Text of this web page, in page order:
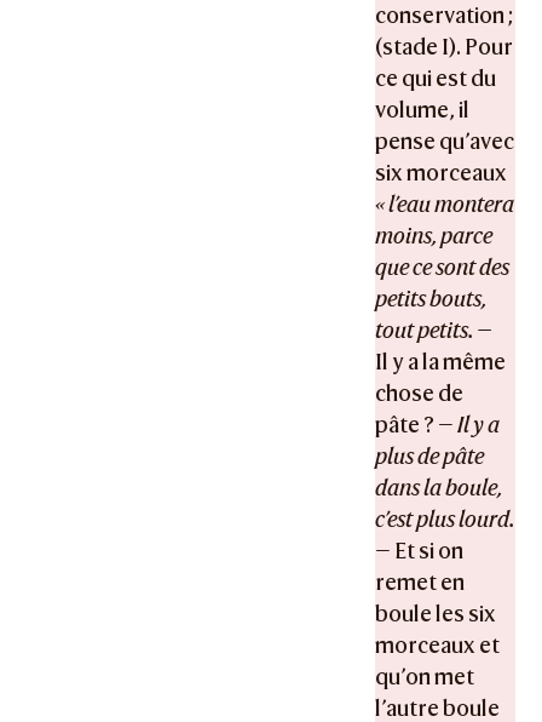
conservation ;
(stade I). Pour
ce qui est du
volume, il
pense qu’avec
six morceaux
« l’eau montera
moins, parce
que ce sont des
petits bouts,
tout petits. —
Il y a la même
chose de
pâte ? —Il y a
plus de pâte
dans la boule,
c’est plus lourd.
— Et si on
remet en
boule les six
morceaux et
qu’on met
l’autre boule